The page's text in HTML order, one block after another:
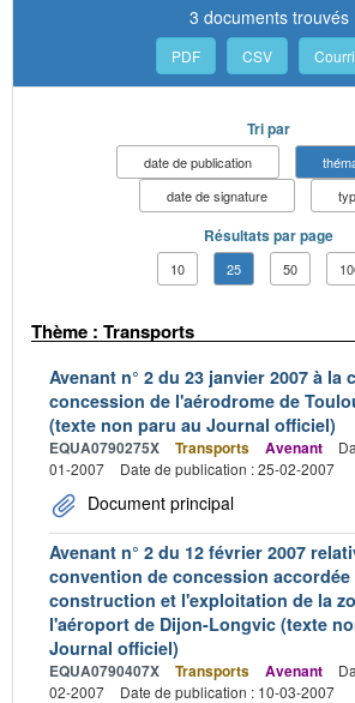
3 documents trouvés
PDF CSV
Tri par
date de publication
date de signature
Résultats par page
10 25 50
Thème : Transports
Avenant n° 2 du 23 janvier 2007 à la
concession de l'aérodrome de
(texte non paru au Journal officiel)
EQUA0790275X Transports Avenant
01-2007
Date de publication : 25-02-2007
Document principal
Avenant n° 2 du 12 février 2007
convention de concession
construction et l'exploitation de la
l'aéroport de Dijon-Longvic (texte
Journal officiel)
EQUA0790407X Transports Avenant
02-2007
Date de publication : 10-03-2007